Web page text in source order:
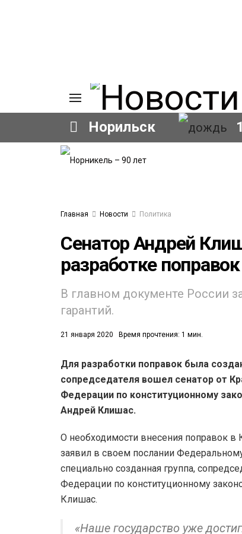
Норильск
Главная Новости Политика
Сенатор Андрей
разработке
В главном документе России
гарантий.
21 января 2020 Время прочтения: 1 мин.
Для разработки поправок была
сопредседателя вошел сенатор от
Федерации по конституционному
Андрей Клишас.
О необходимости внесения поправок
заявил в своем послании
специально созданная группа,
Федерации по конституционному
Клишас.
«Наше государство уже